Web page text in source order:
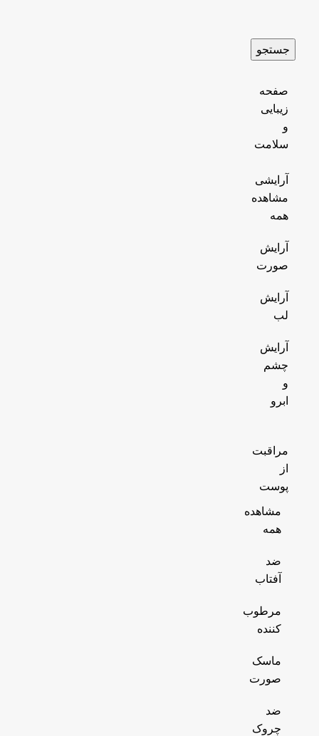
جستجو
صفحه
زیبایی
و
سلامت
آرایشی
مشاهده
همه
آرایش
صورت
آرایش
لب
آرایش
چشم
و
ابرو
مراقبت
از
پوست
مشاهده
همه
ضد
آفتاب
مرطوب
کننده
ماسک
صورت
ضد
چروک